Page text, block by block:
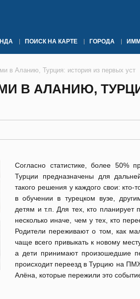
ПОИСК НА КАРТЕ ГОРОДА
в Аланию, Турция: история из первых уст
В АЛАНИЮ,
Согласно статистике, более 50%
Турции предназначены для
такого решения у каждого свои: кто-
в обучении в турецком вузе,
детям и т.п. Для тех, кто планирует
несколько иначе, чем у тех, кто
Родители переживают о том, как
чаще всего привыкать к новому
а дети принимают произошедшие
происходит переезд в Турцию на
Алёна, которые пережили это